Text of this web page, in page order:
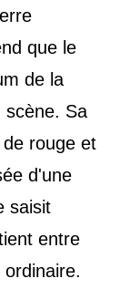
que le
de la
scène. Sa
rouge et
d'une
saisit
entre